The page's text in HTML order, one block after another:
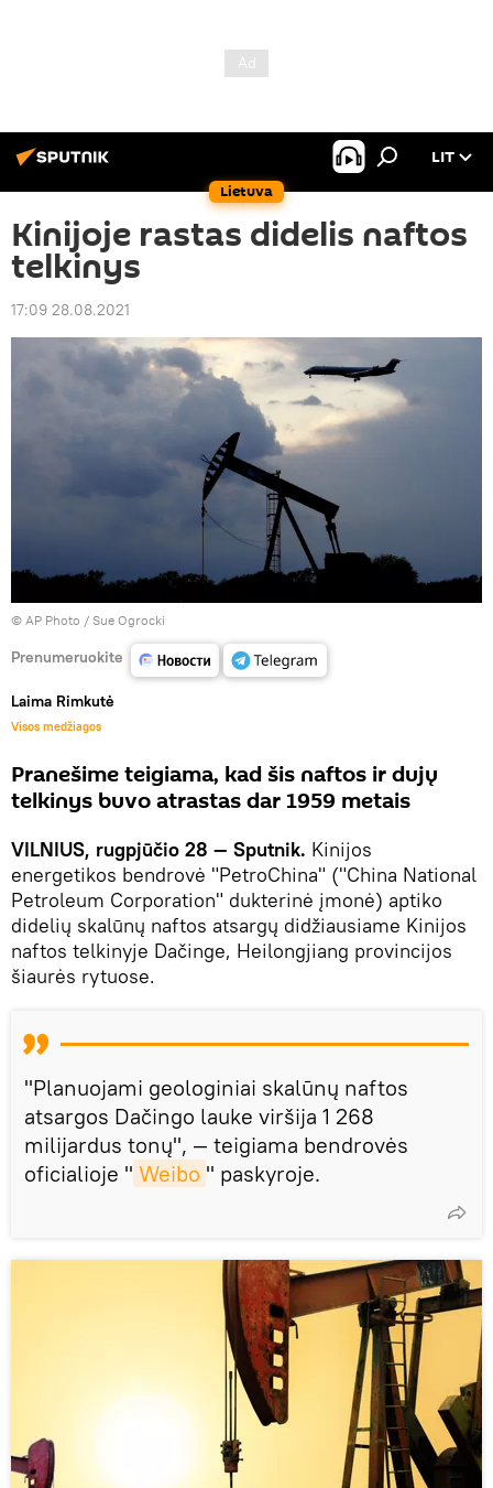
Lietuva
LIT
Kinijoje rastas didelis naftos
telkinys
17:09 28.08.2021
© AP Photo / Sue Ogrocki
Prenumeruokite
Laima Rimkutė
Visos medžiagos
Pranešime teigiama, kad šis naftos ir dujų
telkinys buvo atrastas dar 1959 metais
VILNIUS, rugpjūčio 28 — Sputnik. Kinijos
energetikos bendrovė "PetroChina" ("China National
Petroleum Corporation" dukterinė įmonė) aptiko
didelių skalūnų naftos atsargų didžiausiame Kinijos
naftos telkinyje Dačinge, Heilongjiang provincijos
šiaurės rytuose.
"Planuojami geologiniai skalūnų naftos
atsargos Dačingo lauke viršija 1 268
milijardus tonų", — teigiama bendrovės
oficialioje " Weibo " paskyroje.